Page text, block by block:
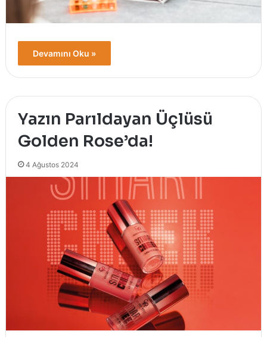
Devamını Oku »
Yazın Parıldayan Üçlüsü
Golden Rose’da!
4 Ağustos 2024